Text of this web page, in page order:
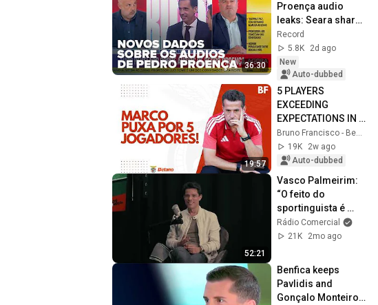
36:30
Proença audio
leaks: Seara shares
what he knows and
reveals recordings
from di...
Record
5.8K
2d ago
New
Auto-dubbed
19:57
5 PLAYERS
EXCEEDING
EXPECTATIONS IN
MARCO SILVA'S
BENFICA!
Bruno Francisco - Benfica em Análise
19K
2w ago
Auto-dubbed
52:21
Vasco Palmeirim:
“O feito do
sportinguista é
saber recordar o
quanto sofreu.”
Rádio Comercial
21K
2mo ago
Benfica keeps
Pavlidis and
Gonçalo Monteiro